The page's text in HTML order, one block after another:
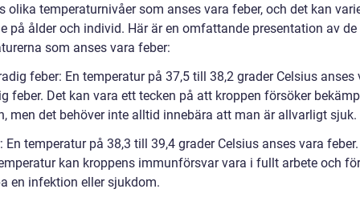
olika temperaturnivåer som anses vara feber, och det kan
på ålder och individ. Här är en omfattande presentation av
som anses vara feber:
feber: En temperatur på 37,5 till 38,2 grader Celsius anses
feber. Det kan vara ett tecken på att kroppen försöker
men det behöver inte alltid innebära att man är allvarligt sjuk.
En temperatur på 38,3 till 39,4 grader Celsius anses vara
kan kroppens immunförsvar vara i fullt arbete och
en infektion eller sjukdom.